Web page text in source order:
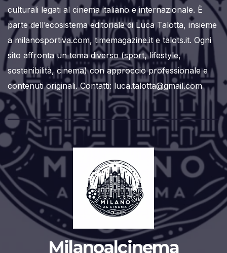
culturali legati al cinema italiano e internazionale. È
parte dell’ecosistema editoriale di Luca Talotta, insieme
a milanosportiva.com, timemagazine.it e talots.it. Ogni
sito affronta un tema diverso (sport, lifestyle,
sostenibilità, cinema) con approccio professionale e
contenuti originali. Contatti: luca.talotta@gmail.com
Milanoalcinema